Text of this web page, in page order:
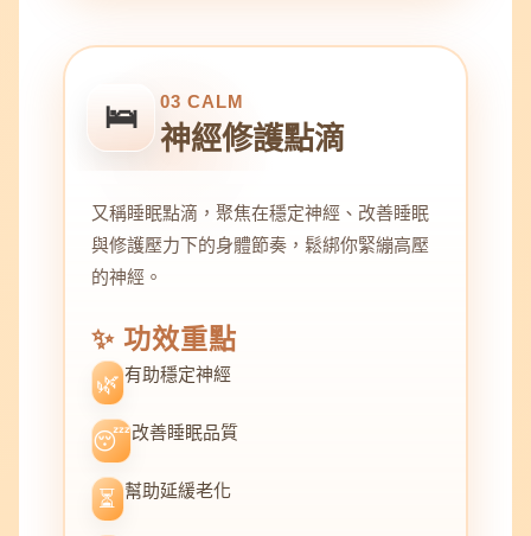
🛌 03 CALM
神經修護點滴
又稱睡眠點滴，聚焦在穩定神經、改善睡眠
與修護壓力下的身體節奏，鬆綁你緊繃高壓
的神經。
✨ 功效重點
🌿 有助穩定神經
😴改善睡眠品質
⏳ 幫助延緩老化